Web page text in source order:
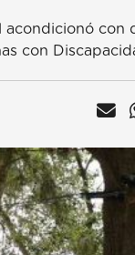
con